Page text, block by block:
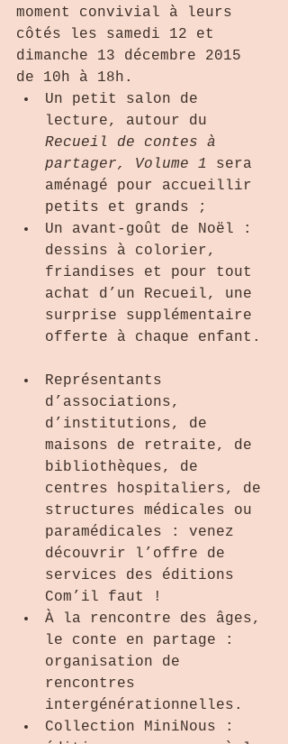
moment convivial à leurs
côtés les samedi 12 et
dimanche 13 décembre 2015
de 10h à 18h.
Un petit salon de
lecture, autour du
Recueil de contes à
partager, Volume 1
sera
aménagé pour accueillir
petits et grands ;
Un avant-goût de Noël :
dessins à colorier,
friandises et pour tout
achat d’un Recueil, une
surprise supplémentaire
offerte à chaque enfant.
Représentants
d’associations,
d’institutions, de
maisons de retraite, de
bibliothèques, de
centres hospitaliers, de
structures médicales ou
paramédicales : venez
découvrir l’offre de
services des éditions
Com’il faut !
À la rencontre des âges,
le conte en partage :
organisation de
rencontres
intergénérationnelles.
Collection MiniNous :